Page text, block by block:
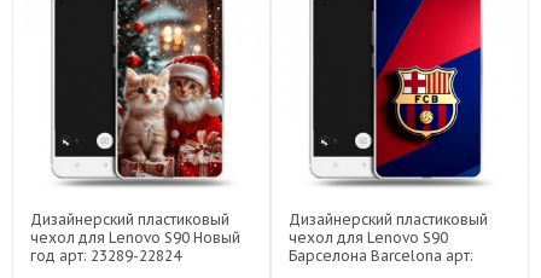
Дизайнерский пластиковый
чехол для Lenovo S90 Новый
год арт: 23289-22824
Дизайнерский пластиковый
чехол для Lenovo S90
Барселона Barcelona арт: